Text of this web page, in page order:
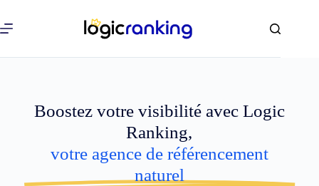
Boostez votre visibilité avec Logic
Ranking,
votre agence de référencement
naturel